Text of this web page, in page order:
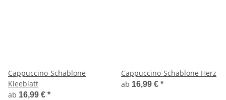
Cappuccino-Schablone
Kleeblatt
ab 16,99 € *
Cappuccino-Schablone Herz
ab 16,99 € *